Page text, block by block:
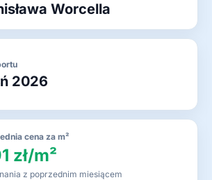
Worcella
2026
cena za m²
zł/m²
z poprzednim miesiącem